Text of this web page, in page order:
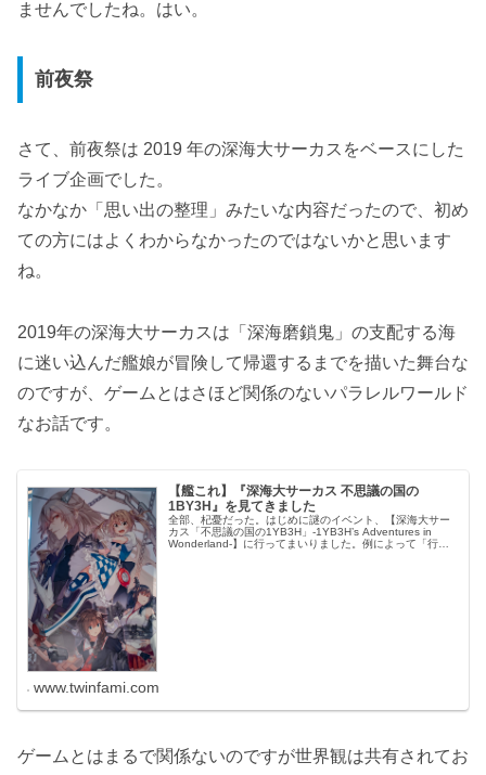
ませんでしたね。はい。
前夜祭
さて、前夜祭は 2019 年の深海大サーカスをベースにした
ライブ企画でした。
なかなか「思い出の整理」みたいな内容だったので、初め
ての方にはよくわからなかったのではないかと思います
ね。
2019年の深海大サーカスは「深海磨鎖鬼」の支配する海
に迷い込んだ艦娘が冒険して帰還するまでを描いた舞台な
のですが、ゲームとはさほど関係のないパラレルワールド
なお話です。
【艦これ】『深海大サーカス 不思議の国の
1BY3H』を見てきました
全部、杞憂だった。はじめに謎のイベント、【深海大サー
カス「不思議の国の1YB3H」-1YB3H’s Adventures in
Wonderland-】に行ってまいりました。例によって「行っ
www.twinfami.com
ゲームとはまるで関係ないのですが世界観は共有されてお